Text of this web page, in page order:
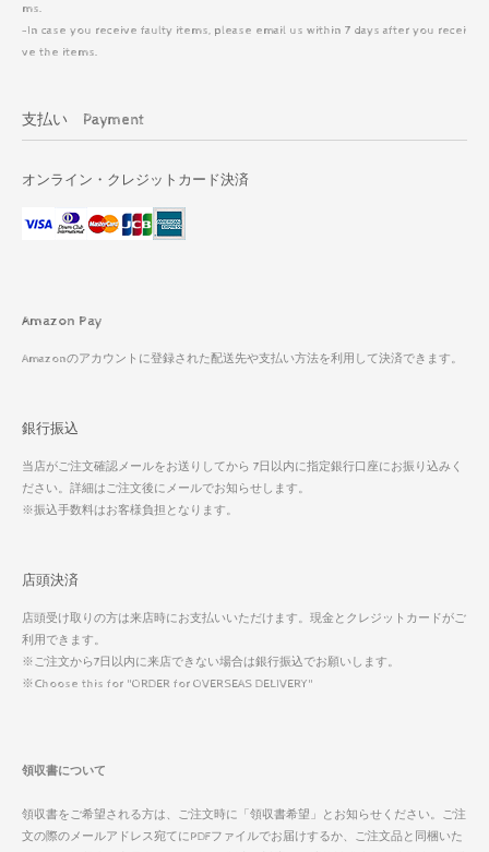
ms.
-In case you receive faulty items, please email us within 7 days after you recei
ve the items.
支払い Payment
オンライン・クレジットカード決済
Amazon Pay
Amazonのアカウントに登録された配送先や支払い方法を利用して決済できます。
銀行振込
当店がご注文確認メールをお送りしてから 7日以内に指定銀行口座にお振り込みく
ださい。詳細はご注文後にメールでお知らせします。
※振込手数料はお客様負担となります。
店頭決済
店頭受け取りの方は来店時にお支払いいただけます。現金とクレジットカードがご
利用できます。
※ご注文から7日以内に来店できない場合は銀行振込でお願いします。
※Choose this for "ORDER for OVERSEAS DELIVERY"
領収書について
領収書をご希望される方は、ご注文時に「領収書希望」とお知らせください。ご注
文の際のメールアドレス宛てにPDFファイルでお届けするか、ご注文品と同梱いた